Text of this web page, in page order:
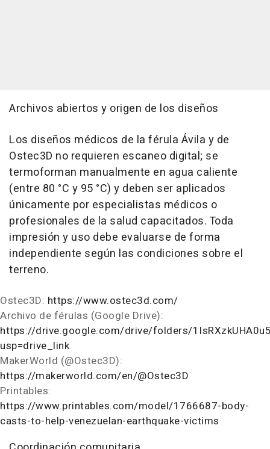
Archivos abiertos y origen de los diseños
Los diseños médicos de la férula Ávila y de
Ostec3D no requieren escaneo digital; se
termoforman manualmente en agua caliente
(entre 80 °C y 95 °C) y deben ser aplicados
únicamente por especialistas médicos o
profesionales de la salud capacitados. Toda
impresión y uso debe evaluarse de forma
independiente según las condiciones sobre el
terreno.
Ostec3D: https://www.ostec3d.com/
Archivo de férulas (Google Drive):
https://drive.google.com/drive/folders/
usp=drive_link
MakerWorld (@Ostec3D):
https://makerworld.com/en/@Ostec3D
Printables:
https://www.printables.com/model/1766687-body-
casts-to-help-venezuelan-earthquake-victims